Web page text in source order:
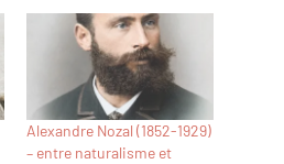
Alexandre Nozal (1852-1929)
– entre naturalisme et